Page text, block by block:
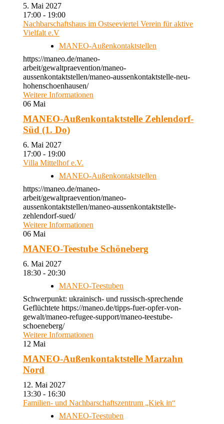
5. Mai 2027
17:00 - 19:00
Nachbarschaftshaus im Ostseeviertel Verein für aktive
Vielfalt e.V
MANEO-Außenkontaktstellen
https://maneo.de/maneo-
arbeit/gewaltpraevention/maneo-
aussenkontaktstellen/maneo-aussenkontaktstelle-neu-
hohenschoenhausen/
Weitere Informationen
06 Mai
MANEO-Außenkontaktstelle Zehlendorf-
Süd (1. Do)
6. Mai 2027
17:00 - 19:00
Villa Mittelhof e.V.
MANEO-Außenkontaktstellen
https://maneo.de/maneo-
arbeit/gewaltpraevention/maneo-
aussenkontaktstellen/maneo-aussenkontaktstelle-
zehlendorf-sued/
Weitere Informationen
06 Mai
MANEO-Teestube Schöneberg
6. Mai 2027
18:30 - 20:30
MANEO-Teestuben
Schwerpunkt: ukrainisch- und russisch-sprechende
Geflüchtete https://maneo.de/tipps-fuer-opfer-von-
gewalt/maneo-refugee-support/maneo-teestube-
schoeneberg/
Weitere Informationen
12 Mai
MANEO-Außenkontaktstelle Marzahn
Nord
12. Mai 2027
13:30 - 16:30
Familien- und Nachbarschaftszentrum „Kiek in“
MANEO-Teestuben